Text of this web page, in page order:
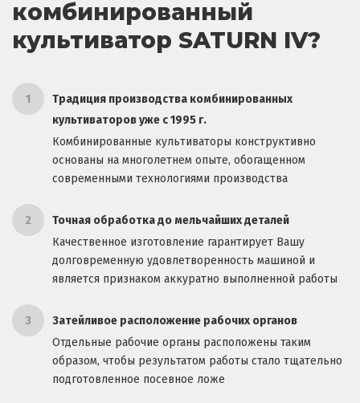
комбинированный
культиватор SATURN IV?
1
Традиция производства комбинированных
культиваторов уже с 1995 г.
Комбинированные культиваторы конструктивно
основаны на многолетнем опыте, обогащенном
современными технологиями производства
2
Точная обработка до мельчайших деталей
Качественное изготовление гарантирует Вашу
долговременную удовлетворенность машиной и
является признаком аккуратно выполненной работы
3
Затейливое расположение рабочих органов
Отдельные рабочие органы расположены таким
образом, чтобы результатом работы стало тщательно
подготовленное посевное ложе